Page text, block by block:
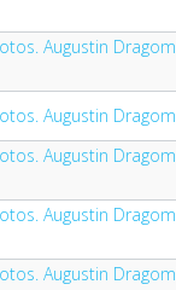
Augustin
Augustin
Augustin
Augustin
Augustin